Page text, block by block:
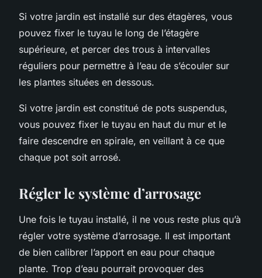
Si votre jardin est installé sur des étagères, vous
pouvez fixer le tuyau le long de l’étagère
supérieure, et percer des trous à intervalles
réguliers pour permettre à l’eau de s’écouler sur
les plantes situées en dessous.
Si votre jardin est constitué de pots suspendus,
vous pouvez fixer le tuyau en haut du mur et le
faire descendre en spirale, en veillant à ce que
chaque pot soit arrosé.
Régler le système d’arrosage
Une fois le tuyau installé, il ne vous reste plus qu’à
régler votre système d’arrosage. Il est important
de bien calibrer l’apport en eau pour chaque
plante. Trop d’eau pourrait provoquer des